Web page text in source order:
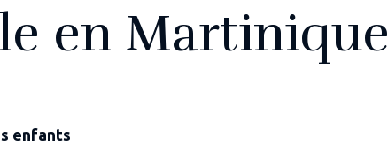
en Martinique
enfants